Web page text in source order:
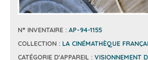
N° INVENTAIRE : AP-94-1155
COLLECTION : LA CINÉMATHÈQUE
CATÉGORIE D'APPAREIL : VISIONNEMENT